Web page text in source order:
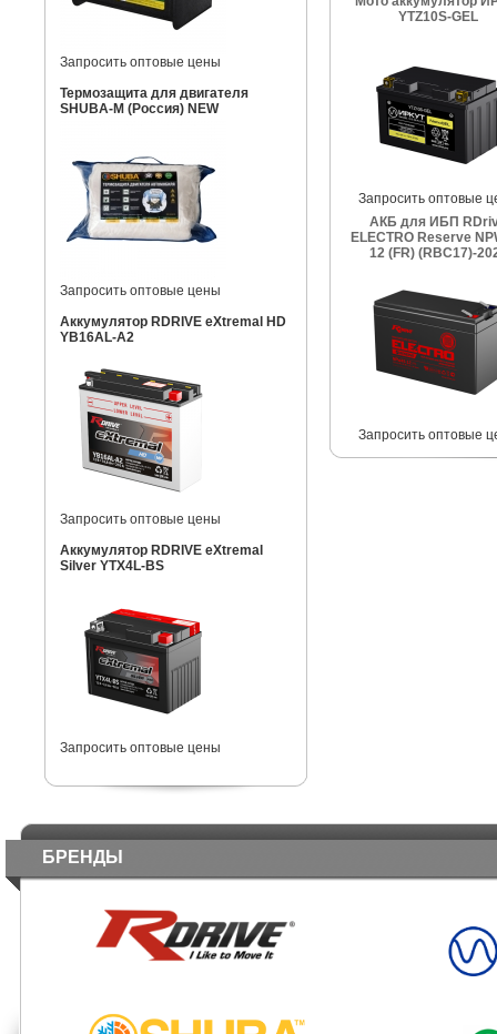
Запросить оптовые цены
Термозащита для двигателя
SHUBA-M (Россия) NEW
Запросить оптовые цены
Аккумулятор RDRIVE eXtremal HD
YB16AL-A2
Запросить оптовые цены
Аккумулятор RDRIVE eXtremal
Silver YTX4L-BS
Запросить оптовые цены
YTZ10S-GEL
Запросить оптовые
АКБ для ИБП
ELECTRO Reserve
12 (FR) (RBC17)-
Запросить оптовые
БРЕНДЫ